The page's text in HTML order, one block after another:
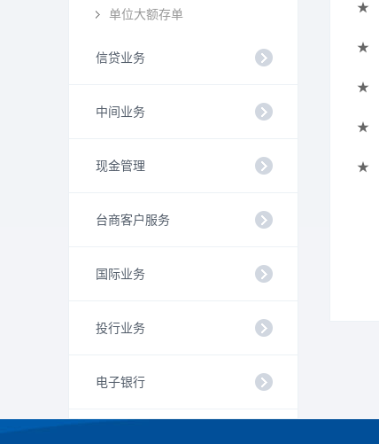
单位大额存单
信贷业务
中间业务
现金管理
台商客户服务
国际业务
投行业务
电子银行
★
★
★
★
★